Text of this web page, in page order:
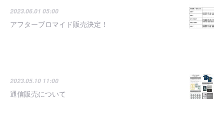
2023.06.01 05:00
アフターブロマイド販売決定！
2023.05.10 11:00
通信販売について